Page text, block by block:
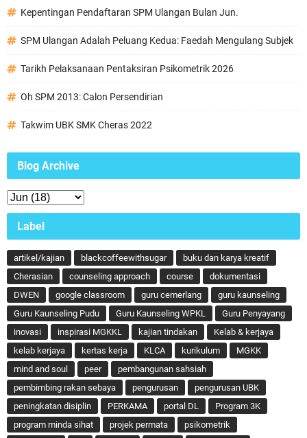
Kepentingan Pendaftaran SPM Ulangan Bulan Jun.
SPM Ulangan Adalah Peluang Kedua: Faedah Mengulang Subjek
Tarikh Pelaksanaan Pentaksiran Psikometrik 2026
Oh SPM 2013: Calon Persendirian
Takwim UBK SMK Cheras 2022
Blog Archive
Label
artikel/kajian blackcoffeewithsugar
buku dan karya kreatif
Cherasian
counseling approach course
dokumentasi
DWEN
google classroom guru cemerlang
guru kaunseling
Guru Kaunseling Pudu
Guru Kaunseling WPKL
Guru Penyayang
inovasi
inspirasi MGKKL kajian tindakan
Kelab & kerjaya
kelab kerjaya
kertas kerja KLCA kurikulum
MGKK
mind and soul
peer
pembangunan sahsiah
pembimbing rakan sebaya
pengurusan
pengurusan UBK
peningkatan disiplin
PERKAMA portal DL
Program 3K
program minda sihat
projek permata
psikometrik